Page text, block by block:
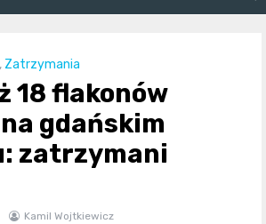
, Zatrzymania
18 flakonów
gdańskim
zatrzymani
Kamil Wojtkiewicz